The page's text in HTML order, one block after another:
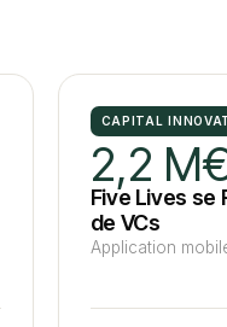
CAPITAL
2,2
Five Lives se
de VCs
Application